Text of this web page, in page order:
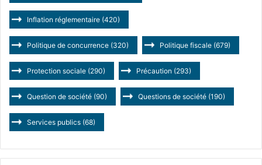
Inflation réglementaire (420)
Politique de concurrence (320) Politique fiscale (679)
Protection sociale (290) Précaution (293)
Question de société (90) Questions de société (190)
Services publics (68)